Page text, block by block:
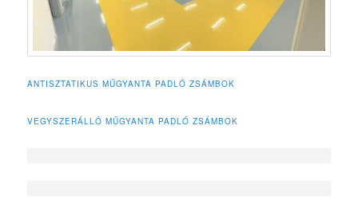
ANTISZTATIKUS MŰGYANTA PADLÓ ZSÁMBOK
VEGYSZERÁLLÓ MŰGYANTA PADLÓ ZSÁMBOK